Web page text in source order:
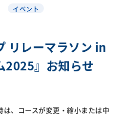
イベント
リレーマラソン in
2025』お知らせ
、コースが変更・縮小または中